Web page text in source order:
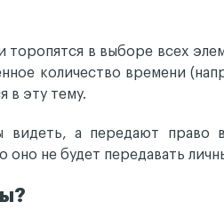
в выборе всех
количество времени
в эту тему.
а передают право
не будет передавать